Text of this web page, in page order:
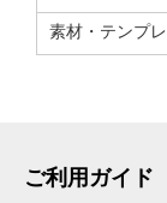
素材・テンプレ
ご利用ガイド